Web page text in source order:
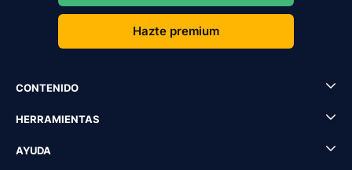
Hazte premium
CONTENIDO
HERRAMIENTAS
AYUDA